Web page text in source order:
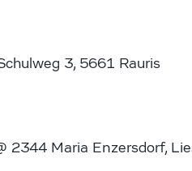
3, 5661 Rauris
2344 Maria Enzersdorf,